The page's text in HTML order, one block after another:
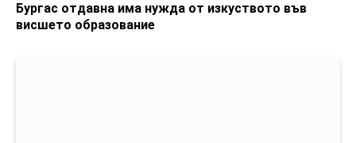
Бургас отдавна има нужда от изкуството във
висшето образование